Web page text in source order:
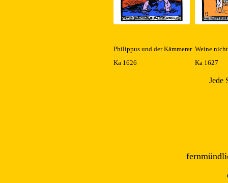
Philippus und der Kämmerer Weine
Ka 1626
Ka 1627
Jede